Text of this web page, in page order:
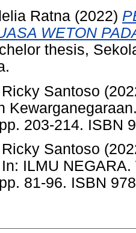
Ratna (2022)
WETON
thesis,
Santoso
203-214. ISBN
Santoso
In: ILMU
81-96. ISBN